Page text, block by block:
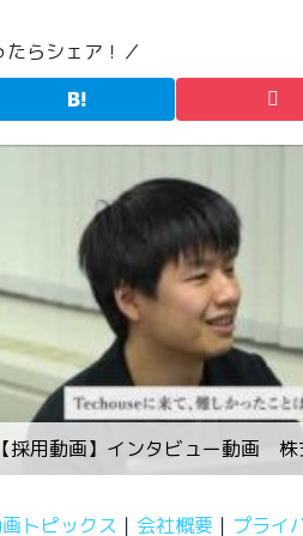
らシェア！／
【採用動画】インタビュー動画 株
作実績)
トピックス 会社概要 プライ